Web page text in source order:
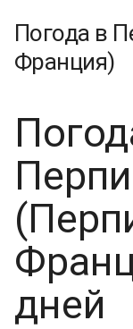
Погода в
Франция)
дней